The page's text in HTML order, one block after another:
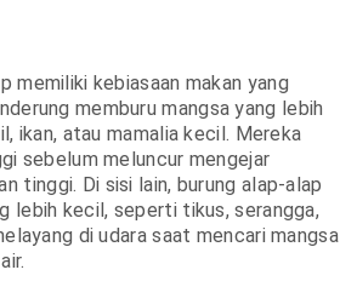
memiliki kebiasaan makan yang
memburu mangsa yang lebih
ikan, atau mamalia kecil. Mereka
sebelum meluncur mengejar
tinggi. Di sisi lain, burung alap-alap
lebih kecil, seperti tikus, serangga,
di udara saat mencari mangsa